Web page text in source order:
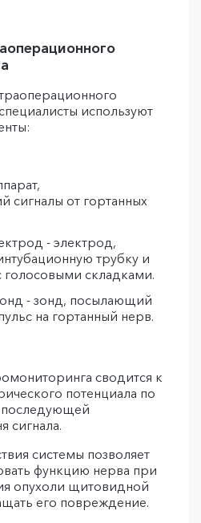
используют
сигналы от гортанных
- электрод,
трубку и
складками.
- зонд, посылающий
на гортанный нерв.
сводится к
потенциала по
последующей
сигнала.
системы позволяет
функцию нерва при
опухоли щитовидной
его повреждение.